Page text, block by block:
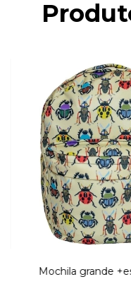
Mochila grande